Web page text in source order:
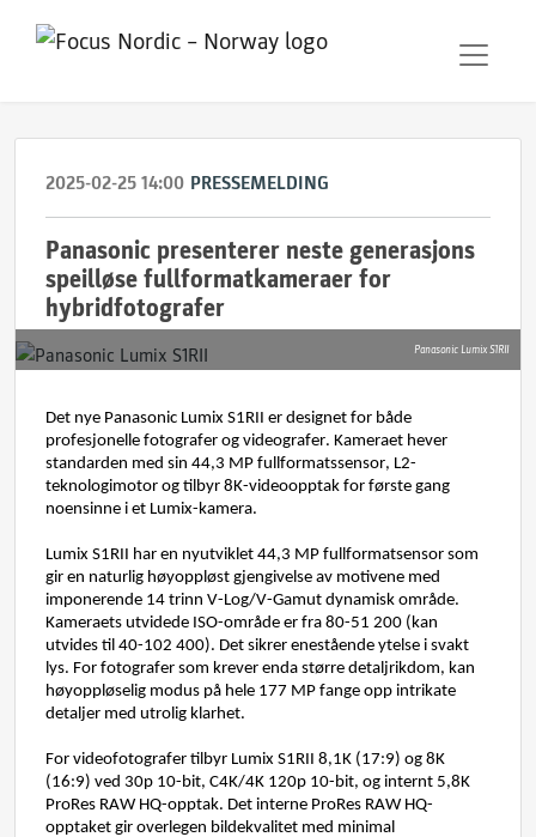
2025-02-25 14:00 PRESSEMELDING
Panasonic presenterer neste generasjons
speilløse fullformatkameraer for
hybridfotografer
Panasonic Lumix S1RII
Det nye Panasonic Lumix S1RII er designet for både
profesjonelle fotografer og videografer. Kameraet hever
standarden med sin 44,3 MP fullformatssensor, L2-
teknologimotor og tilbyr 8K-videoopptak for første gang
noensinne i et Lumix-kamera.
Lumix S1RII har en nyutviklet 44,3 MP fullformatsensor som
gir en naturlig høyoppløst gjengivelse av motivene med
imponerende 14 trinn V-Log/V-Gamut dynamisk område.
Kameraets utvidede ISO-område er fra 80-51 200 (kan
utvides til 40-102 400). Det sikrer enestående ytelse i svakt
lys. For fotografer som krever enda større detaljrikdom, kan
høyoppløselig modus på hele 177 MP fange opp intrikate
detaljer med utrolig klarhet.
For videofotografer tilbyr Lumix S1RII 8,1K (17:9) og 8K
(16:9) ved 30p 10-bit, C4K/4K 120p 10-bit, og internt
ProRes RAW HQ-opptak. Det interne ProRes RAW HQ-
opptaket gir overlegen bildekvalitet